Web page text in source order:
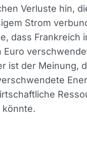
Verluste hin,
Strom
dass Frankreich
Euro
ist der Meinung,
könnte.